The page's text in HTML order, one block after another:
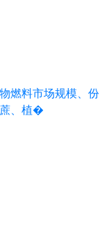
燃料市场规模、份
、植�